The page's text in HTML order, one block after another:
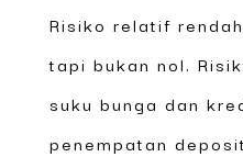
Risiko relatif
tapi bukan nol.
suku bunga dan
penempatan